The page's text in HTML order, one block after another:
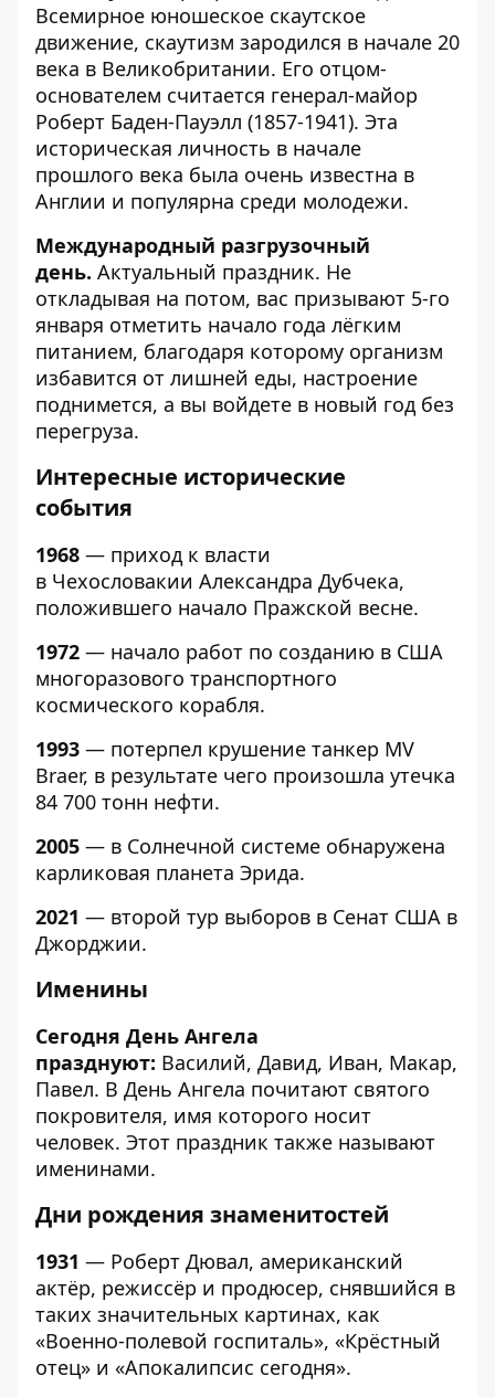
Всемирное юношеское скаутское
движение, скаутизм зародился в начале 20
века в Великобритании. Его отцом-
основателем считается генерал-майор
Роберт Баден-Пауэлл (1857-1941). Эта
историческая личность в начале
прошлого века была очень известна в
Англии и популярна среди молодежи.
Международный разгрузочный
день. Актуальный праздник. Не
откладывая на потом, вас призывают 5-го
января отметить начало года лёгким
питанием, благодаря которому организм
избавится от лишней еды, настроение
поднимется, а вы войдете в новый год без
перегруза.
Интересные исторические
события
1968 — приход к власти
в Чехословакии Александра Дубчека,
положившего начало Пражской весне.
1972 — начало работ по созданию в США
многоразового транспортного
космического корабля.
1993 — потерпел крушение танкер MV
Braer, в результате чего произошла утечка
84 700 тонн нефти.
2005 — в Солнечной системе обнаружена
карликовая планета Эрида.
2021 — второй тур выборов в Сенат США в
Джорджии.
Именины
Сегодня День Ангела
празднуют: Василий, Давид, Иван, Макар,
Павел. В День Ангела почитают святого
покровителя, имя которого носит
человек. Этот праздник также называют
именинами.
Дни рождения знаменитостей
1931 — Роберт Дювал, американский
актёр, режиссёр и продюсер, снявшийся в
таких значительных картинах, как
«Военно-полевой госпиталь», «Крёстный
отец» и «Апокалипсис сегодня».